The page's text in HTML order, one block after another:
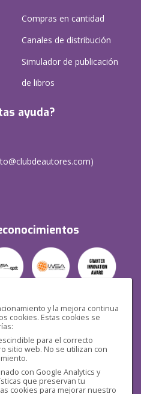
y la mejora continua
cookies. Estas cookies se
para el correcto
sitio web. No se utilizan con
con Google Analytics y
que preservan tu
cookies para mejorar nuestro
Compras en cantidad
Canales de distribución
Simulador de publicación
de libros
ayuda?
)